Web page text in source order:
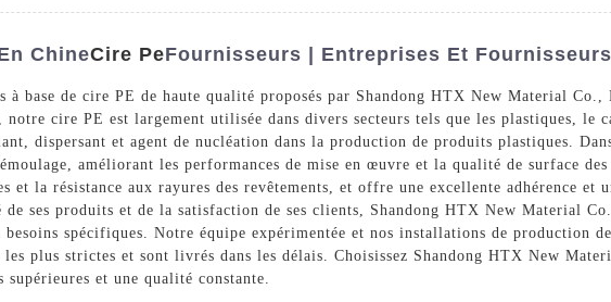
ChineCire PeFournisseurs | Entreprises Et
à base de cire PE de haute qualité proposés par Shandong HTX New Material
notre cire PE est largement utilisée dans divers secteurs tels que les plastiques, le
dispersant et agent de nucléation dans la production de produits plastiques.
améliorant les performances de mise en œuvre et la qualité de surface
et la résistance aux rayures des revêtements, et offre une excellente adhérence et
de ses produits et de la satisfaction de ses clients, Shandong HTX New Material
besoins spécifiques. Notre équipe expérimentée et nos installations de production
les plus strictes et sont livrés dans les délais. Choisissez Shandong HTX New
supérieures et une qualité constante.